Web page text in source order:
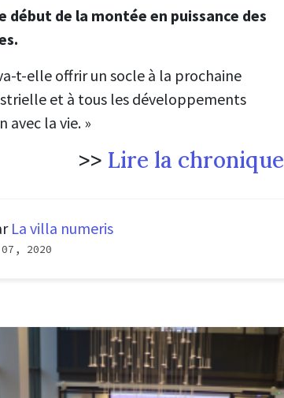
début de la montée en puissance des
t-elle offrir un socle à la prochaine
et à tous les développements
avec la vie. »
>> Lire la chronique
La villa numeris
2020